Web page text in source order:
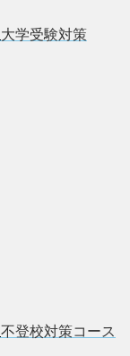
大学受験対策
不登校対策コース